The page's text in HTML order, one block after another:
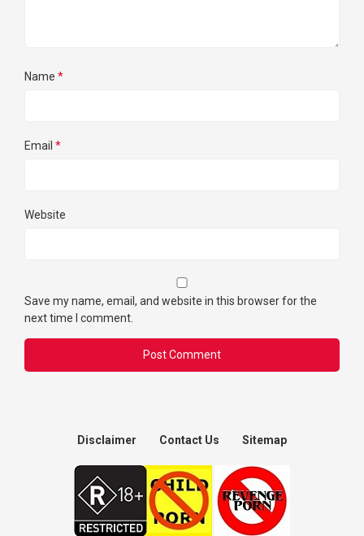
Name *
Email *
Website
Save my name, email, and website in this browser for the
next time I comment.
Disclaimer Contact Us Sitemap